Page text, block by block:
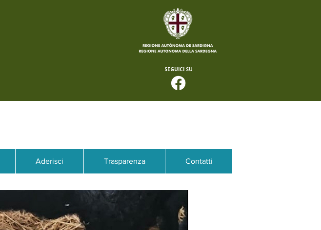
SEGUICI SU
Aderisci Trasparenza Contatti